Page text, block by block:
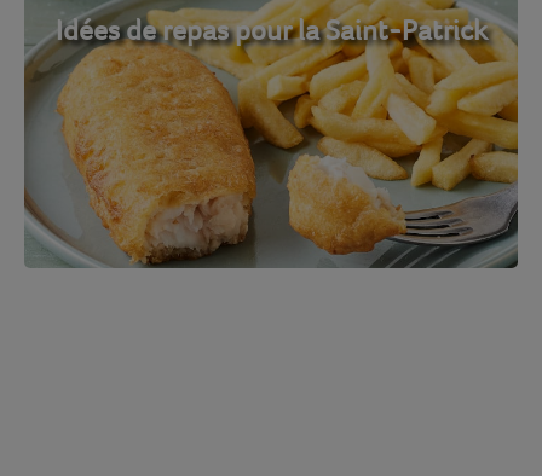
Idées de repas pour la Saint-Patrick